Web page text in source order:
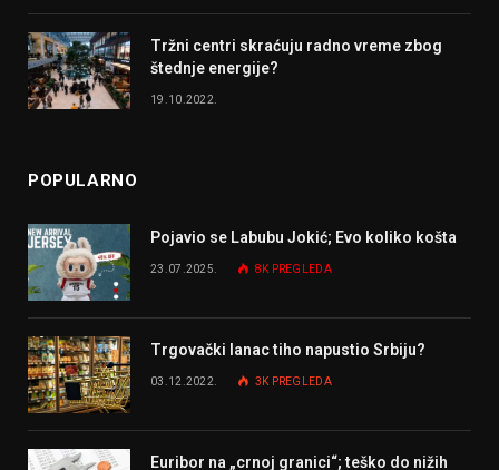
Tržni centri skraćuju radno vreme zbog
štednje energije?
19.10.2022.
POPULARNO
Pojavio se Labubu Jokić; Evo koliko košta
23.07.2025. 8K PREGLEDA
Trgovački lanac tiho napustio Srbiju?
03.12.2022. 3K PREGLEDA
Euribor na „crnoj granici“; teško do nižih